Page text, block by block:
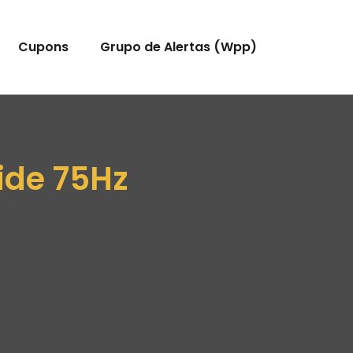
Cupons Grupo de Alertas (Wpp)
75Hz